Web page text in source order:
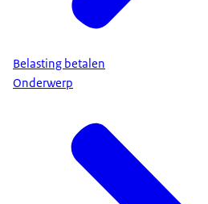
Belasting betalen
Onderwerp